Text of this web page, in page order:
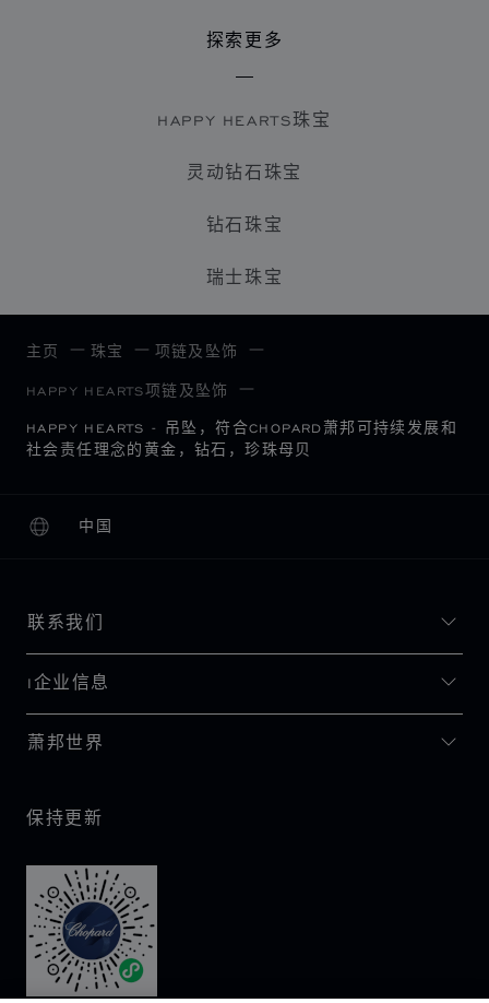
探索更多
HAPPY HEARTS珠宝
灵动钻石珠宝
钻石珠宝
瑞士珠宝
主页 珠宝 项链及坠饰
HAPPY HEARTS项链及坠饰
HAPPY HEARTS - 吊坠，符合CHOPARD萧邦可持续发展和
社会责任理念的黄金，钻石，珍珠母贝
中国
本地化（更改国家/地区）
更改国家/地区
联系我们
I企业信息
萧邦世界
保持更新